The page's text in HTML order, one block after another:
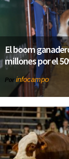
El boom
millones por el
Por infocampo